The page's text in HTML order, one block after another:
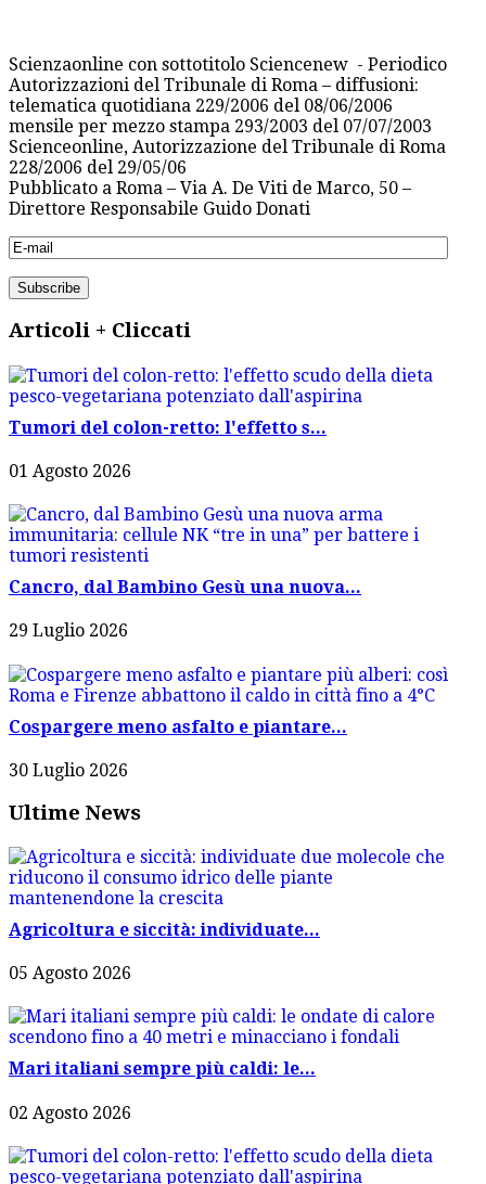
Scienzaonline con sottotitolo Sciencenew - Periodico
Autorizzazioni del Tribunale di Roma – diffusioni:
telematica quotidiana 229/2006 del 08/06/2006
mensile per mezzo stampa 293/2003 del 07/07/2003
Scienceonline, Autorizzazione del Tribunale di Roma
228/2006 del 29/05/06
Pubblicato a Roma – Via A. De Viti de Marco, 50 –
Direttore Responsabile Guido Donati
Articoli + Cliccati
Tumori del colon-retto: l'effetto s...
01 Agosto 2026
Cancro, dal Bambino Gesù una nuova...
29 Luglio 2026
Cospargere meno asfalto e piantare...
30 Luglio 2026
Ultime News
Agricoltura e siccità: individuate...
05 Agosto 2026
Mari italiani sempre più caldi: le...
02 Agosto 2026